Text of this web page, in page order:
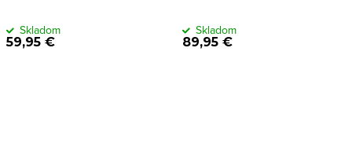
59,95 €
Skladom
89,95 €
Skladom